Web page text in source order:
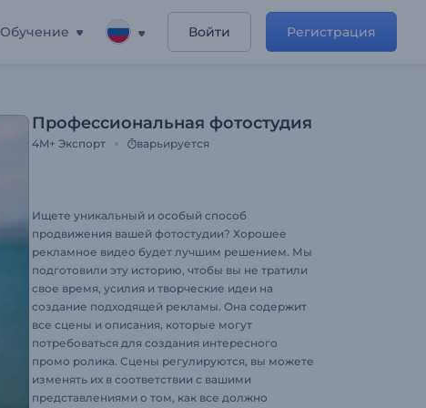
Обучение Войти Регистрация
Профессиональная фотостудия
4M+ Экспорт варьируется
Ищете уникальный и особый способ
продвижения вашей фотостудии? Хорошее
рекламное видео будет лучшим решением. Мы
подготовили эту историю, чтобы вы не тратили
свое время, усилия и творческие идеи на
создание подходящей рекламы. Она содержит
все сцены и описания, которые могут
потребоваться для создания интересного
промо ролика. Сцены регулируются, вы можете
изменять их в соответствии с вашими
представлениями о том, как все должно